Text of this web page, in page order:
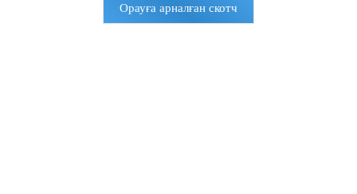
Орауға арналған скотч